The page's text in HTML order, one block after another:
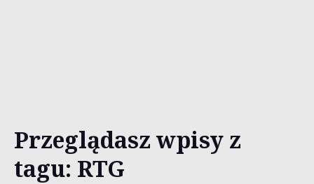
Przeglądasz wpisy z
tagu: RTG